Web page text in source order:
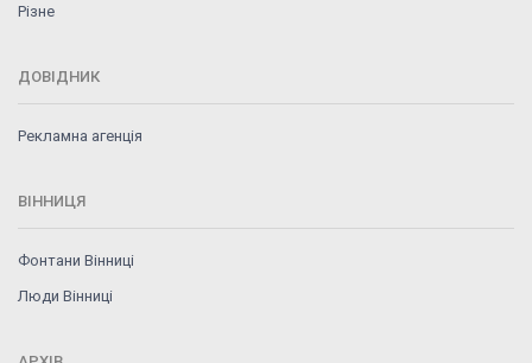
Різне
ДОВІДНИК
Рекламна агенція
ВІННИЦЯ
Фонтани Вінниці
Люди Вінниці